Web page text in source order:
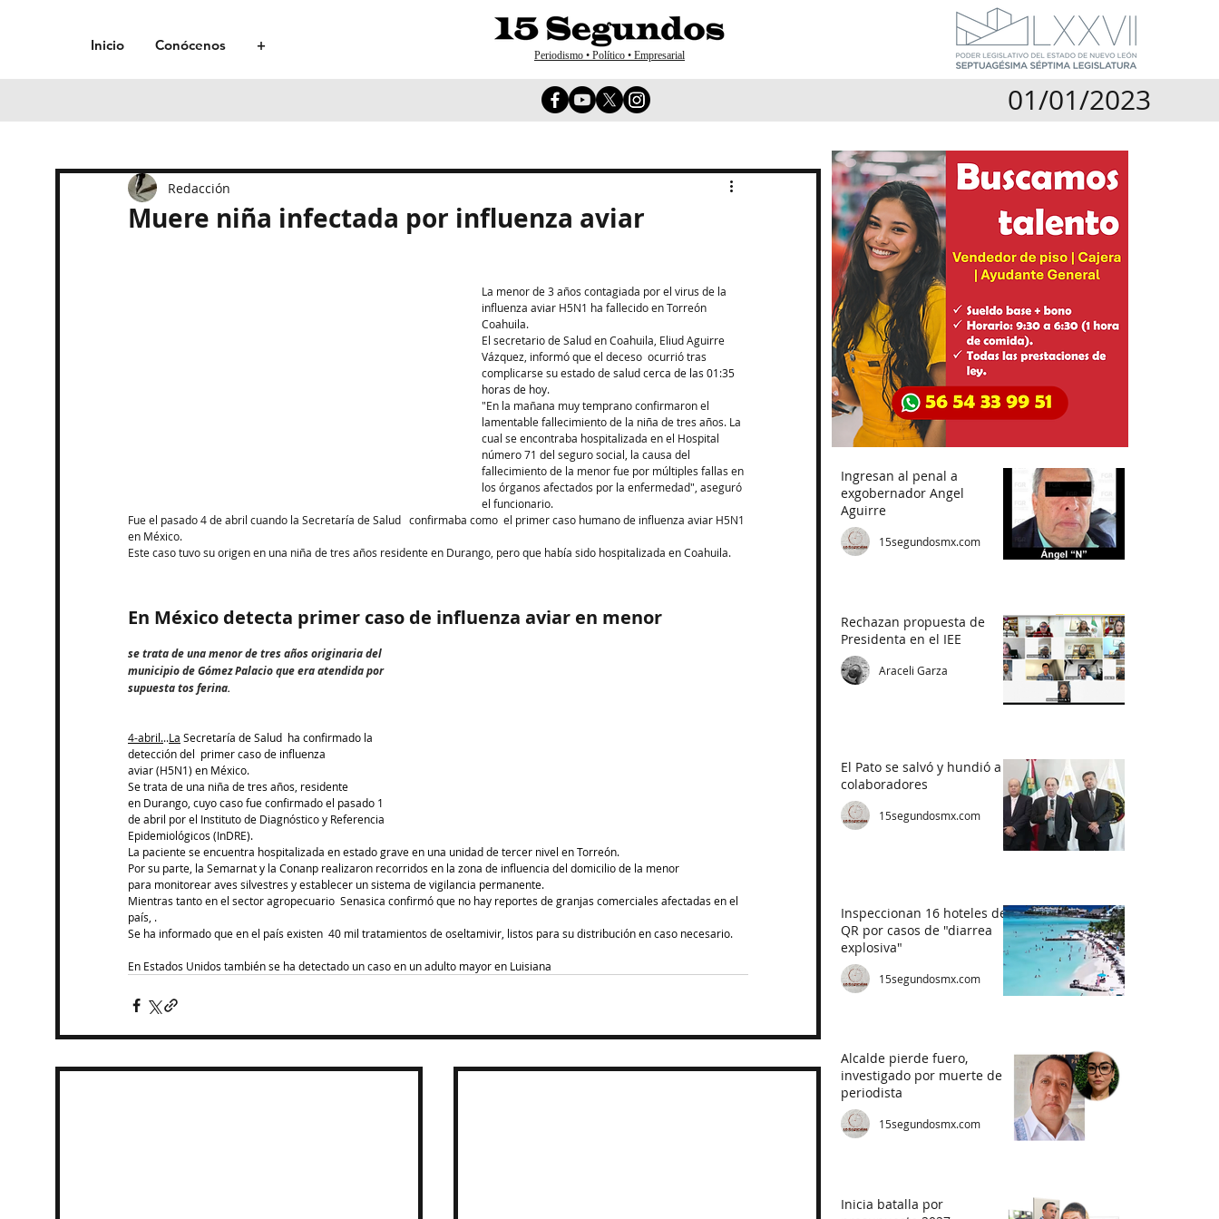
Inicio Conócenos +
Periodismo • Político • Empresarial
01/01/2023
Muere niña infectada por influenza aviar
Redacción
La menor de 3 años contagiada por el virus de la
influenza aviar H5N1 ha fallecido en Torreón
Coahuila.
El secretario de Salud en Coahuila, Eliud Aguirre
Vázquez, informó que el deceso  ocurrió tras
complicarse su estado de salud cerca de las 01:35
horas de hoy.
"En la mañana muy temprano confirmaron el
lamentable fallecimiento de la niña de tres años. La
cual se encontraba hospitalizada en el Hospital
número 71 del seguro social, la causa del
fallecimiento de la menor fue por múltiples fallas en
los órganos afectados por la enfermedad", aseguró
el funcionario.
Fue el pasado 4 de abril cuando la Secretaría de Salud   confirmaba como  el primer caso humano de influenza aviar H5N1
en México.
Este caso tuvo su origen en una niña de tres años residente en Durango, pero que había sido hospitalizada en Coahuila.
En México detecta primer caso de influenza aviar en menor
se trata de una menor de tres años originaria del
municipio de Gómez Palacio que era atendida por
supuesta tos ferina.
4-abril...La Secretaría de Salud  ha confirmado la
detección del  primer caso de influenza
aviar (H5N1) en México.
Se trata de una niña de tres años, residente
en Durango, cuyo caso fue confirmado el pasado 1
de abril por el Instituto de Diagnóstico y Referencia
Epidemiológicos (InDRE).
La paciente se encuentra hospitalizada en estado grave en una unidad de tercer nivel en Torreón.
Por su parte, la Semarnat y la Conanp realizaron recorridos en la zona de influencia del domicilio de la menor
para monitorear aves silvestres y establecer un sistema de vigilancia permanente.
Mientras tanto en el sector agropecuario  Senasica confirmó que no hay reportes de granjas comerciales afectadas en el
país, .
Se ha informado que en el país existen  40 mil tratamientos de oseltamivir, listos para su distribución en caso necesario.
En Estados Unidos también se ha detectado un caso en un adulto mayor en Luisiana
Ingresan al penal a
exgobernador Angel
Aguirre
15segundosmx.com
Rechazan propuesta de
Presidenta en el IEE
Araceli Garza
El Pato se salvó y hundió a
colaboradores
15segundosmx.com
Inspeccionan 16 hoteles de
QR por casos de "diarrea
explosiva"
15segundosmx.com
Alcalde pierde fuero,
investigado por muerte de
periodista
15segundosmx.com
Inicia batalla por